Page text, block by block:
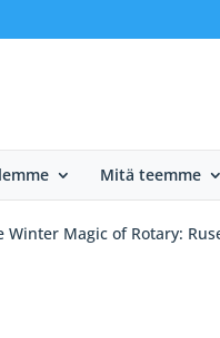
Mitä teemme
Winter Magic of Rotary: